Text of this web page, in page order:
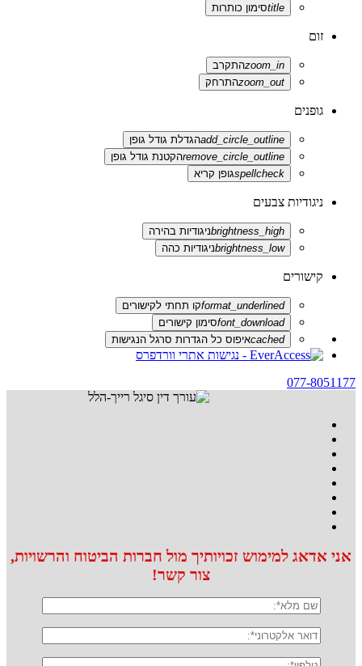
titleסימון כותרות
זום
zoom_inהתקרב
zoom_outהתרחק
גופנים
add_circle_outlineהגדלת גודל גופן
remove_circle_outlineהקטנת גודל גופן
spellcheckגופן קריא
ניגודיות צבעים
brightness_highניגודיות בהירה
brightness_lowניגודיות כהה
קישורים
format_underlinedקו תחתי לקישורים
font_downloadסימון קישורים
cachedאיפוס כל הגדרות סרגל הנגישות
077-8051177
אני אדאג למימוש זכויותיך מול חברות הביטוח והרשויות,
צור קשר!